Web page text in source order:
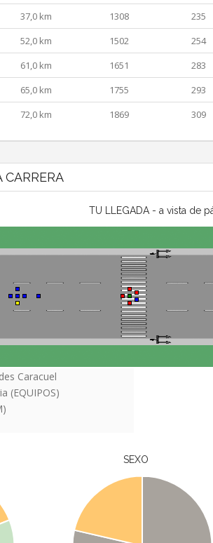
37,0 km 1308 235
52,0 km 1502 254
61,0 km 1651 283
65,0 km 1755 293
72,0 km 1869 309
CARRERA
TU LLEGADA - a vista de
Caracuel
(EQUIPOS)
SEXO